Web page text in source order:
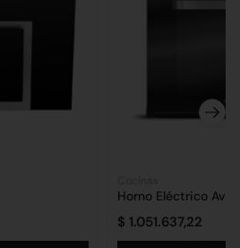
Horno Eléctrico
$ 1.051.637,22